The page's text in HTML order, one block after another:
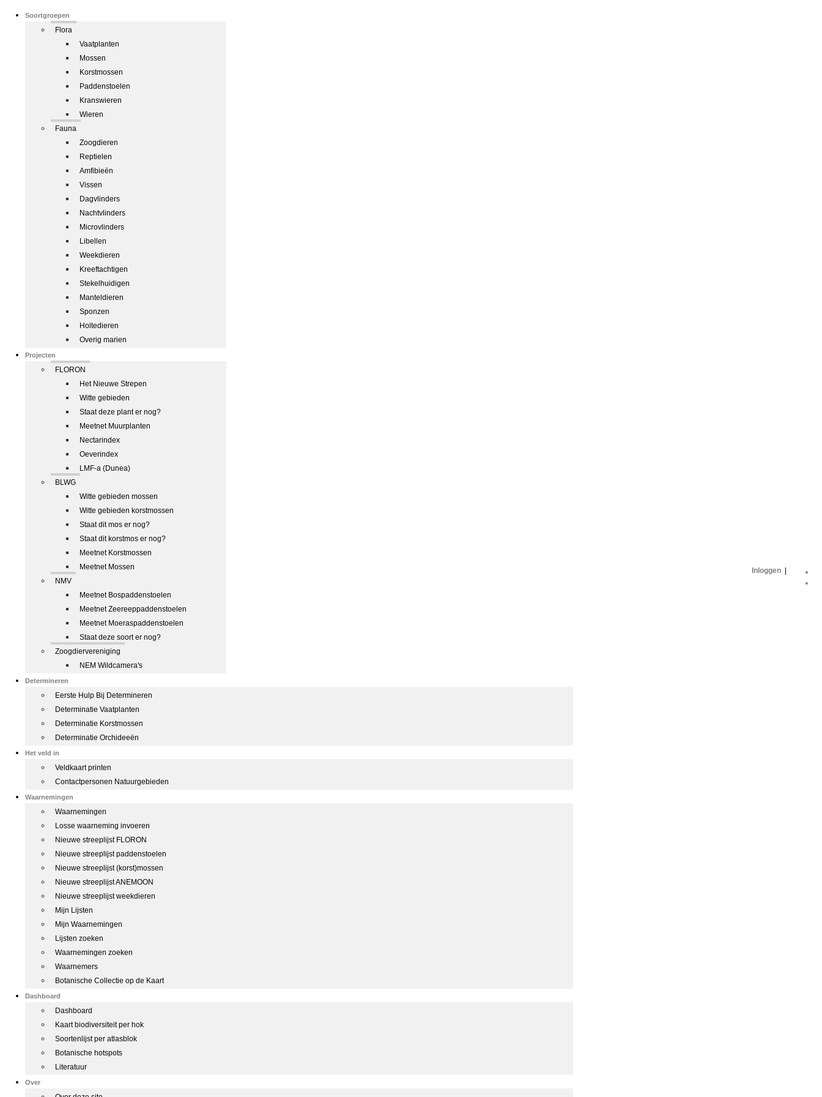
Soortgroepen
Flora
Vaatplanten
Mossen
Korstmossen
Paddenstoelen
Kranswieren
Wieren
Fauna
Zoogdieren
Reptielen
Amfibieën
Vissen
Dagvlinders
Nachtvlinders
Microvlinders
Libellen
Weekdieren
Kreeftachtigen
Stekelhuidigen
Manteldieren
Sponzen
Holtedieren
Overig marien
Projecten
FLORON
Het Nieuwe Strepen
Witte gebieden
Staat deze plant er nog?
Meetnet Muurplanten
Nectarindex
Oeverindex
LMF-a (Dunea)
BLWG
Witte gebieden mossen
Witte gebieden korstmossen
Staat dit mos er nog?
Staat dit korstmos er nog?
Meetnet Korstmossen
Meetnet Mossen
NMV
Meetnet Bospaddenstoelen
Meetnet Zeereeppaddenstoelen
Meetnet Moeraspaddenstoelen
Staat deze soort er nog?
Zoogdiervereniging
NEM Wildcamera's
Determineren
Eerste Hulp Bij Determineren
Determinatie Vaatplanten
Determinatie Korstmossen
Determinatie Orchideeën
Het veld in
Veldkaart printen
Contactpersonen Natuurgebieden
Waarnemingen
Waarnemingen
Losse waarneming invoeren
Nieuwe streeplijst FLORON
Nieuwe streeplijst paddenstoelen
Nieuwe streeplijst (korst)mossen
Nieuwe streeplijst ANEMOON
Nieuwe streeplijst weekdieren
Mijn Lijsten
Mijn Waarnemingen
Lijsten zoeken
Waarnemingen zoeken
Waarnemers
Botanische Collectie op de Kaart
Dashboard
Dashboard
Kaart biodiversiteit per hok
Soortenlijst per atlasblok
Botanische hotspots
Literatuur
Over
Inloggen